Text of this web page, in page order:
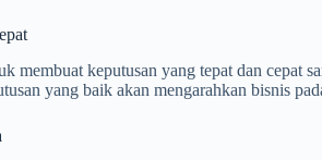
membuat keputusan yang tepat dan
yang baik akan mengarahkan bisnis